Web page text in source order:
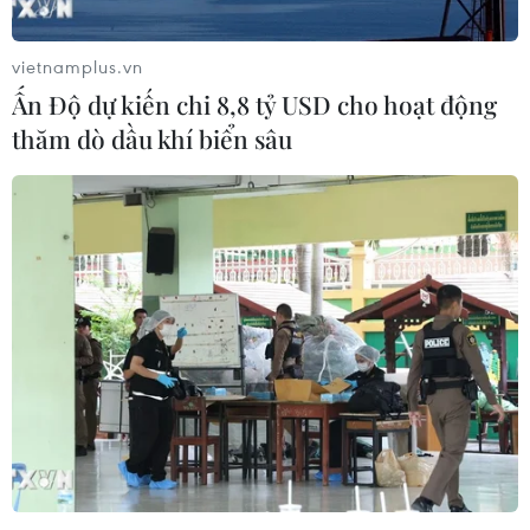
Tổng thống Zelensky: Sự ủng hộ của ông
Trump vẫn "quan trọng" với Ukraine
01/03/2025 23:36
Trên mạng X, Tổng thống Ukraine khẳng định sự ủng hộ
của ông Donald Trump vẫn "quan trọng" với Ukraine,
bất chấp cuộc tranh cãi dữ dội một ngày trước đó với
người đồng cấp Mỹ tại Nhà Trắng.
vietnamplus.vn
Ấn Độ dự kiến chi 8,8 tỷ USD cho hoạt động
thăm dò dầu khí biển sâu